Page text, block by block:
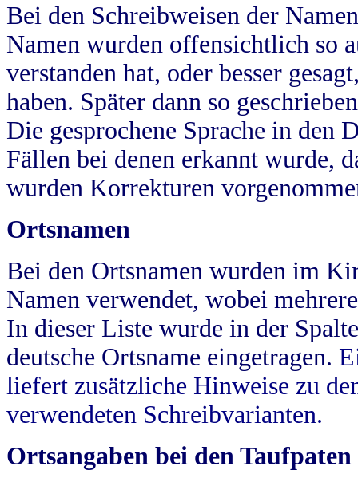
Bei den Schreibweisen der
Namen wurden offensichtlich so
verstanden hat, oder besser
haben. Später dann so
Die gesprochene Sprache in
Fällen bei denen erkannt wurde,
wurden Korrekturen
Ortsnamen
Bei den Ortsnamen wurden im
Namen verwendet, wobei
In dieser Liste wurde in der
deutsche Ortsname eingetragen.
liefert zusätzliche Hinweise zu
verwendeten Schreibvarianten.
Ortsangaben bei den Taufpaten